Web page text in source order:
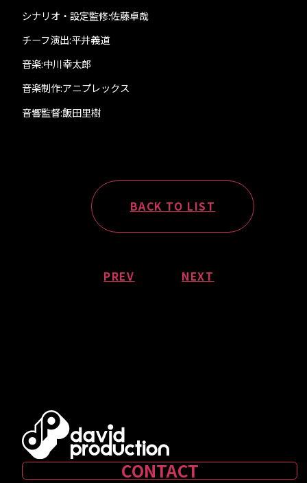
シナリオ・設定監修:佐藤卓哉
チーフ演出:平井義道
音楽:中川幸太郎
音楽制作:アニプレックス
音響監督:飯田里樹
BACK TO LIST
PREV NEXT
CONTACT